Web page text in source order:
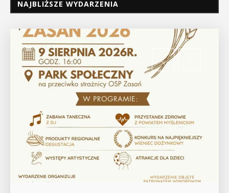
NAJBLIŻSZE WYDARZENIA